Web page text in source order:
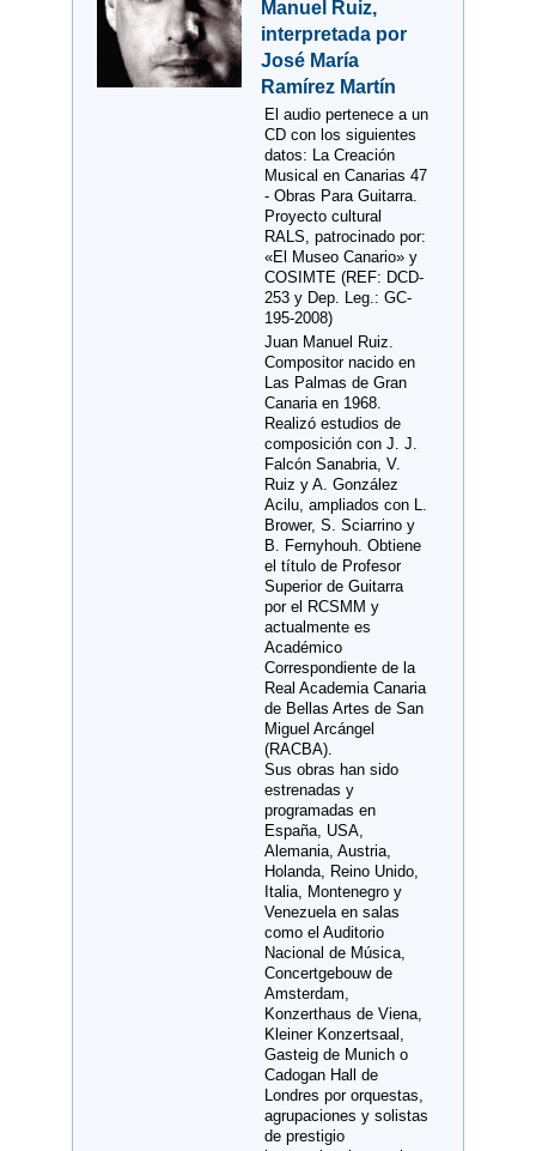
Manuel Ruiz,
interpretada por
José María
Ramírez Martín
El audio pertenece a un
CD con los siguientes
datos: La Creación
Musical en Canarias 47
- Obras Para Guitarra.
Proyecto cultural
RALS, patrocinado por:
«El Museo Canario» y
COSIMTE (REF: DCD-
253 y Dep. Leg.: GC-
195-2008)
Juan Manuel Ruiz.
Compositor nacido en
Las Palmas de Gran
Canaria en 1968.
Realizó estudios de
composición con J. J.
Falcón Sanabria, V.
Ruiz y A. González
Acilu, ampliados con L.
Brower, S. Sciarrino y
B. Fernyhouh. Obtiene
el título de Profesor
Superior de Guitarra
por el RCSMM y
actualmente es
Académico
Correspondiente de la
Real Academia Canaria
de Bellas Artes de San
Miguel Arcángel
(RACBA).
Sus obras han sido
estrenadas y
programadas en
España, USA,
Alemania, Austria,
Holanda, Reino Unido,
Italia, Montenegro y
Venezuela en salas
como el Auditorio
Nacional de Música,
Concertgebouw de
Amsterdam,
Konzerthaus de Viena,
Kleiner Konzertsaal,
Gasteig de Munich o
Cadogan Hall de
Londres por orquestas,
agrupaciones y solistas
de prestigio